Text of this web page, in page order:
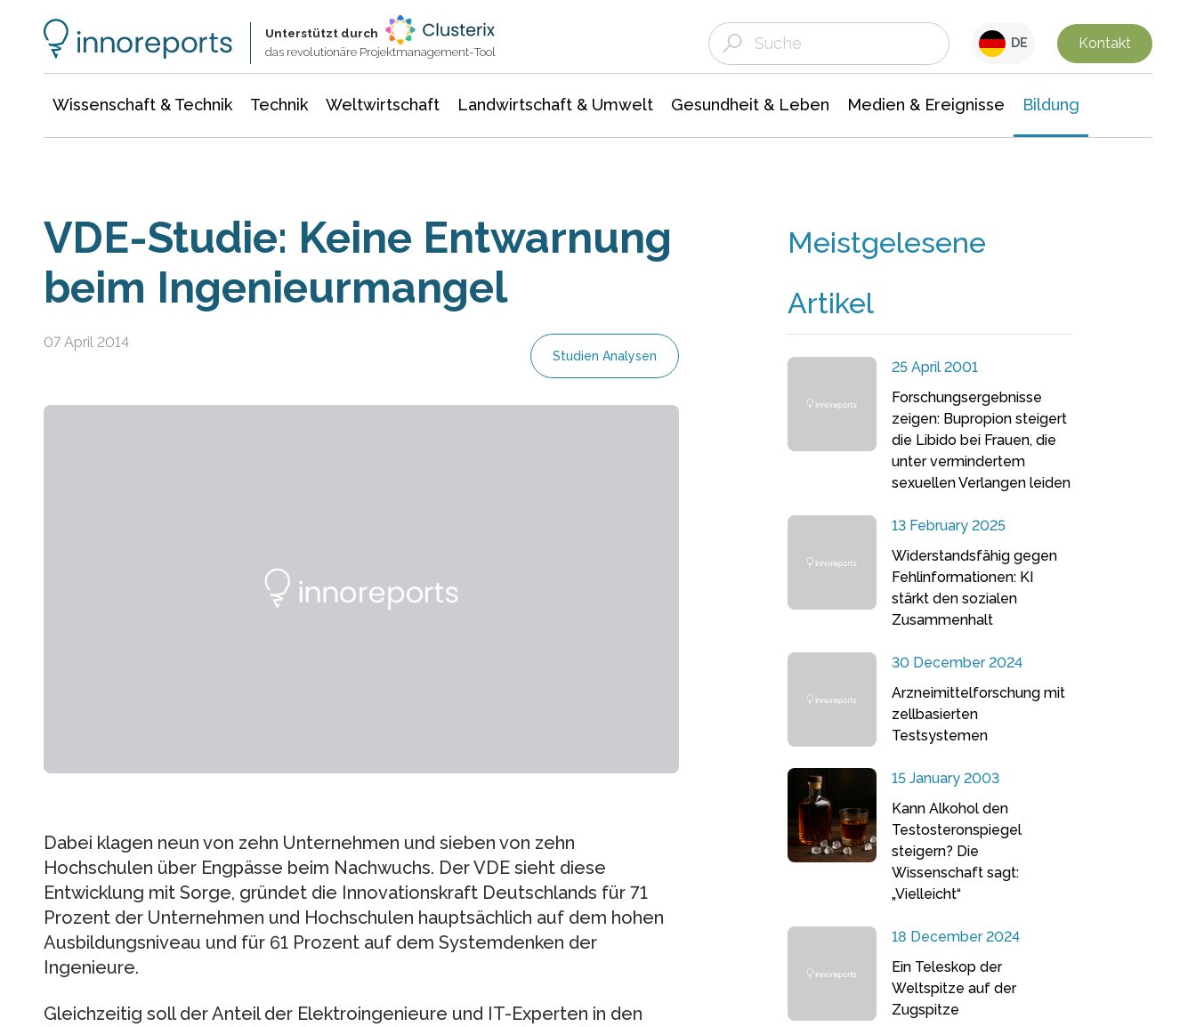
Unterstützt durch
das revolutionäre Projektmanagement-Tool
DE Kontakt
Wissenschaft & Technik Technik Weltwirtschaft Landwirtschaft & Umwelt Gesundheit & Leben Medien & Ereignisse Bildung
VDE-Studie: Keine Entwarnung
beim Ingenieurmangel
07 April 2014
Studien Analysen
Dabei klagen neun von zehn Unternehmen und sieben von zehn
Hochschulen über Engpässe beim Nachwuchs. Der VDE sieht diese
Entwicklung mit Sorge, gründet die Innovationskraft Deutschlands für 71
Prozent der Unternehmen und Hochschulen hauptsächlich auf dem hohen
Ausbildungsniveau und für 61 Prozent auf dem Systemdenken der
Ingenieure.
Gleichzeitig soll der Anteil der Elektroingenieure und IT-Experten in den
Meistgelesene
Artikel
25 April 2001
Forschungsergebnisse
zeigen: Bupropion steigert
die Libido bei Frauen, die
unter vermindertem
sexuellen Verlangen leiden
13 February 2025
Widerstandsfähig gegen
Fehlinformationen: KI
stärkt den sozialen
Zusammenhalt
30 December 2024
Arzneimittelforschung mit
zellbasierten
Testsystemen
15 January 2003
Kann Alkohol den
Testosteronspiegel
steigern? Die
Wissenschaft sagt:
„Vielleicht“
18 December 2024
Ein Teleskop der
Weltspitze auf der
Zugspitze